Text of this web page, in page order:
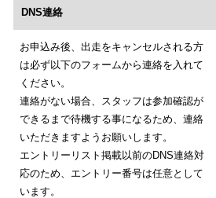
DNS連絡
お申込み後、出走をキャンセルされる方
は必ず以下のフォームから連絡を入れて
ください。
連絡がない場合、スタッフは参加確認が
できるまで待機する事になるため、連絡
いただきますようお願いします。
エントリーリスト掲載以前のDNS連絡対
応のため、エントリー番号は任意として
います。